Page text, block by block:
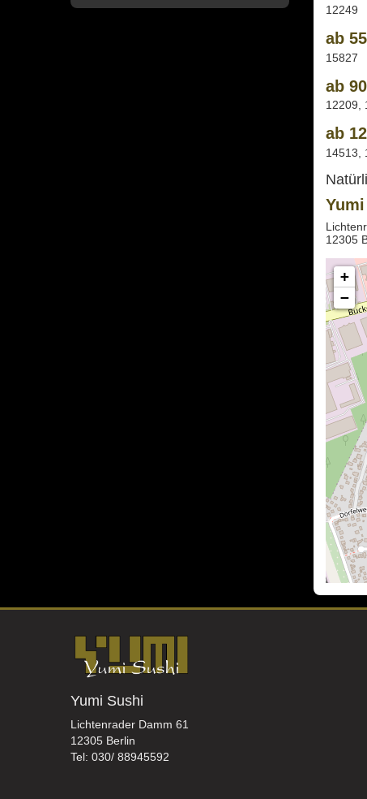
12249
ab
15827
ab
12209,
ab
14513,
12305
+
−
Yumi Sushi
Lichtenrader Damm 61
12305 Berlin
Tel: 030/ 88945592